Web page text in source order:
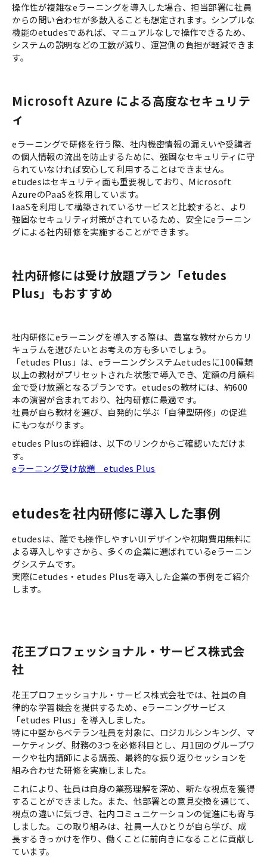
操作性が複雑なeラーニングを導入した場合、担当部署に社員
からの問い合わせが多数入ることも想定されます。シンプルな
機能のetudesであれば、マニュアルなしで操作できるため、
システムの説明などの工数が減り、運営側の負担が軽減できま
す。
Microsoft Azure による高度なセキュリテ
ィ
eラーニングで研修を行う際、社内機密情報の漏えいや受講者
の個人情報の流出を防止するために、強固なセキュリティに守
られていなければ安心して利用することはできません。
etudesはセキュリティ面も重要視しており、Microsoft
AzureのPaaSを採用しています。
IaaSを利用して構築されているサービスと比較すると、より
強固なセキュリティ対策がされているため、安全にeラーニン
グによる社内研修を実施することができます。
社内研修には受け放題プラン「etudes
Plus」もおすすめ
社内研修にeラーニングを導入する際は、豊富な教材からカリ
キュラムを選びたいとお考えの方も多いでしょう。
「etudes Plus」は、eラーニングシステムetudesに100種類
以上の教材がプリセットされた状態で導入でき、定額の月額料
金で受け放題となるプランです。etudesの教材には、約600
本の演習が含まれており、社内研修に最適です。
社員が自ら教材を選び、自発的に学ぶ「自律型研修」の促進
にもつながります。
etudes Plusの詳細は、以下のリンクからご確認いただけま
す。
eラーニング受け放題＿etudes Plus
etudesを社内研修に導入した事例
etudesは、誰でも操作しやすいUIデザインや初期費用無料に
よる導入しやすさから、多くの企業に選ばれているeラーニン
グシステムです。
実際にetudes・etudes Plusを導入した企業の事例をご紹介
します。
花王プロフェッショナル・サービス株式会
社
花王プロフェッショナル・サービス株式会社では、社員の自
律的な学習機会を提供するため、eラーニングサービス
「etudes Plus」を導入しました。
特に中堅からベテラン社員を対象に、ロジカルシンキング、マ
ーケティング、財務の3つを必修科目とし、月1回のグループワ
ークや社内講師による講義、最終的な振り返りセッションを
組み合わせた研修を実施しました。
これにより、社員は自身の業務理解を深め、新たな視点を獲得
することができました。また、他部署との意見交換を通じて、
視点の違いに気づき、社内コミュニケーションの促進にも寄与
しました。この取り組みは、社員一人ひとりが自ら学び、成
長するきっかけを作り、働くことに前向きになることに貢献し
ています。